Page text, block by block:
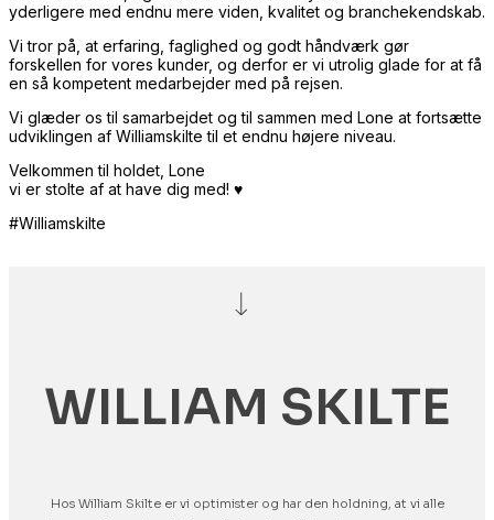
yderligere med endnu mere viden, kvalitet og branchekendskab.
Vi tror på, at erfaring, faglighed og godt håndværk gør
forskellen for vores kunder, og derfor er vi utrolig glade for at få
en så kompetent medarbejder med på rejsen.
Vi glæder os til samarbejdet og til sammen med Lone at fortsætte
udviklingen af Williamskilte til et endnu højere niveau.
Velkommen til holdet, Lone
vi er stolte af at have dig med! ♥️
#Williamskilte
WILLIAM SKILTE
Hos William Skilte er vi optimister og har den holdning, at vi alle